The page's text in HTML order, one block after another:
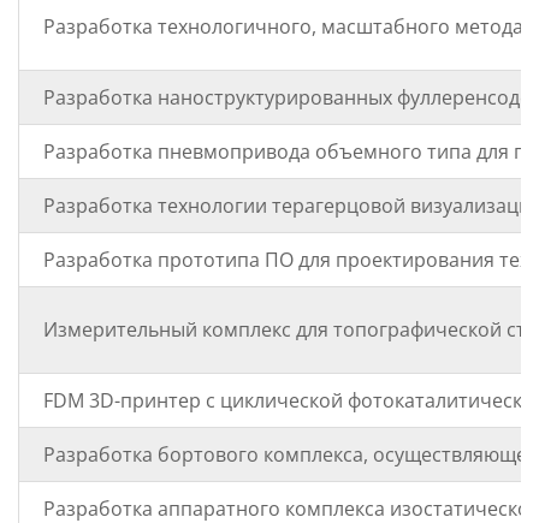
Разработка технологичного, масштабного
Разработка наноструктурированных
Разработка пневмопривода объемного типа для
Разработка технологии терагерцовой
Разработка прототипа ПО для проектирования
Измерительный комплекс для топографической
FDM 3D-принтер с циклической
Разработка бортового комплекса,
Разработка аппаратного комплекса